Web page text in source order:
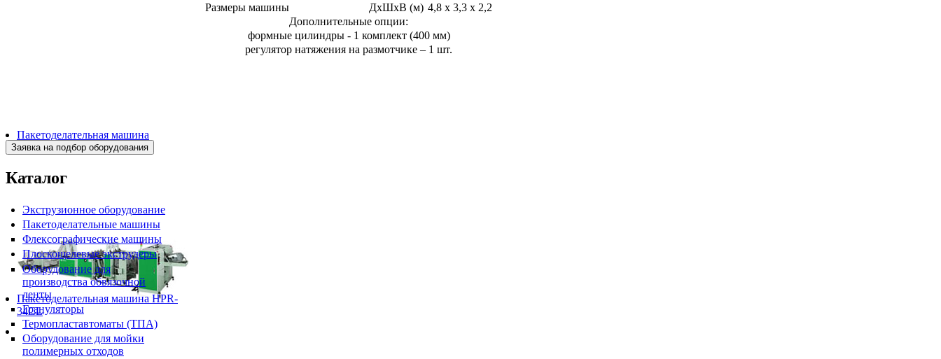
Пакетоделательная машина
BJAF+S 40*2M
Пакетоделательная машина HPR-
34CL
Каталог
Экструзионное оборудование
Пакетоделательные машины
Флексографические машины
Плоскощелевые экструдеры
Оборудование для
производства обвязочной
ленты
Грануляторы
Термопластавтоматы (ТПА)
Оборудование для мойки
полимерных отходов
Размеры машины
ДхШхВ (м) 4,8 х 3,3 х 2,2
Дополнительные опции:
формные цилиндры - 1 комплект (400 мм)
регулятор натяжения на размотчике – 1 шт.